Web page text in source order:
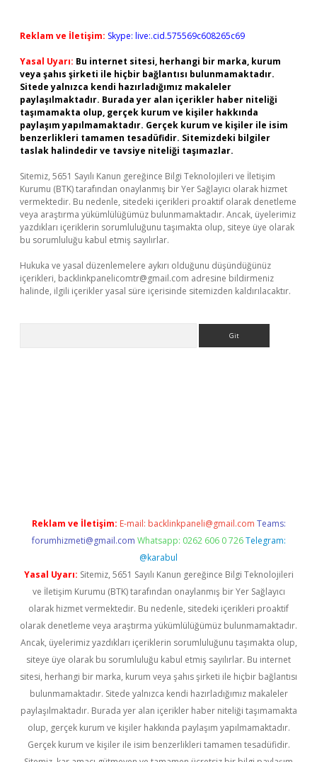
Reklam ve İletişim: Skype: live:.cid.575569c608265c69
Yasal Uyarı: Bu internet sitesi, herhangi bir marka, kurum
veya şahıs şirketi ile hiçbir bağlantısı bulunmamaktadır.
Sitede yalnızca kendi hazırladığımız makaleler
paylaşılmaktadır. Burada yer alan içerikler haber niteliği
taşımamakta olup, gerçek kurum ve kişiler hakkında
paylaşım yapılmamaktadır. Gerçek kurum ve kişiler ile isim
benzerlikleri tamamen tesadüfidir. Sitemizdeki bilgiler
taslak halindedir ve tavsiye niteliği taşımazlar.
Sitemiz, 5651 Sayılı Kanun gereğince Bilgi Teknolojileri ve İletişim
Kurumu (BTK) tarafından onaylanmış bir Yer Sağlayıcı olarak hizmet
vermektedir. Bu nedenle, sitedeki içerikleri proaktif olarak denetleme
veya araştırma yükümlülüğümüz bulunmamaktadır. Ancak, üyelerimiz
yazdıkları içeriklerin sorumluluğunu taşımakta olup, siteye üye olarak
bu sorumluluğu kabul etmiş sayılırlar.
Hukuka ve yasal düzenlemelere aykırı olduğunu düşündüğünüz
içerikleri, backlinkpanelicomtr@gmail.com adresine bildirmeniz
halinde, ilgili içerikler yasal süre içerisinde sitemizden kaldırılacaktır.
Reklam ve İletişim: E-mail: backlinkpaneli@gmail.com Teams:
forumhizmeti@gmail.com Whatsapp: 0262 606 0 726 Telegram:
@karabul
Yasal Uyarı: Sitemiz, 5651 Sayılı Kanun gereğince Bilgi Teknolojileri
ve İletişim Kurumu (BTK) tarafından onaylanmış bir Yer Sağlayıcı
olarak hizmet vermektedir. Bu nedenle, sitedeki içerikleri proaktif
olarak denetleme veya araştırma yükümlülüğümüz bulunmamaktadır.
Ancak, üyelerimiz yazdıkları içeriklerin sorumluluğunu taşımakta olup,
siteye üye olarak bu sorumluluğu kabul etmiş sayılırlar. Bu internet
sitesi, herhangi bir marka, kurum veya şahıs şirketi ile hiçbir bağlantısı
bulunmamaktadır. Sitede yalnızca kendi hazırladığımız makaleler
paylaşılmaktadır. Burada yer alan içerikler haber niteliği taşımamakta
olup, gerçek kurum ve kişiler hakkında paylaşım yapılmamaktadır.
Gerçek kurum ve kişiler ile isim benzerlikleri tamamen tesadüfidir.